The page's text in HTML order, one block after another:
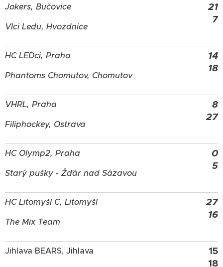
Jokers, Bučovice
Vlci Ledu, Hvozdnice
21
7
HC LEDci, Praha
Phantoms Chomutov, Chomutov
14
18
VHRL, Praha
Filiphockey, Ostrava
8
27
HC Olymp2, Praha
Starý pušky - Žďár nad Sázavou
0
5
HC Litomyšl C, Litomyšl
The Mix Team
27
16
Jihlava BEARS, Jihlava
15
18